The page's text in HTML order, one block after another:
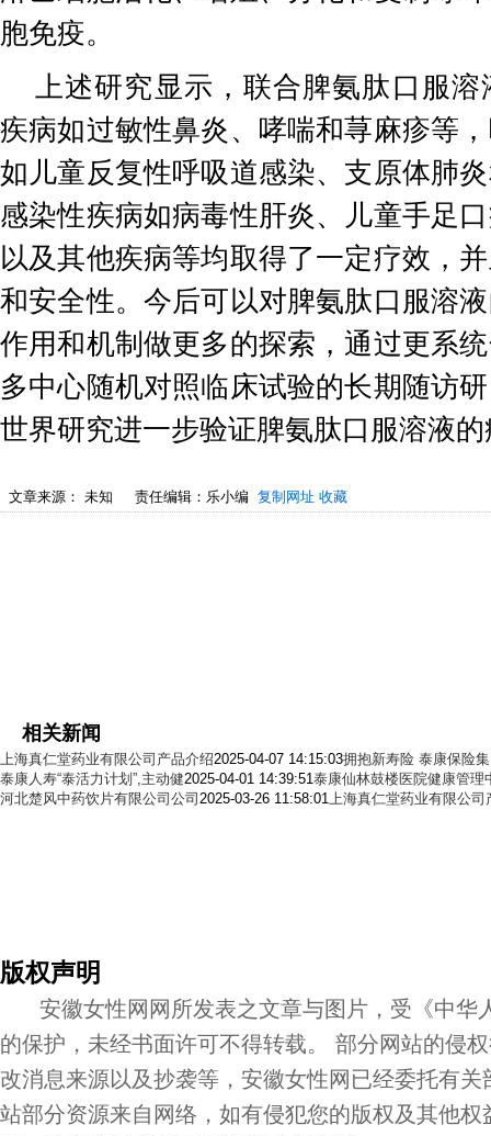
胞免疫。
上述研究显示，联合脾氨肽口服
疾病如过敏性鼻炎、哮喘和荨麻疹等
如儿童反复性呼吸道感染、支原体肺
感染性疾病如病毒性肝炎、儿童手足
以及其他疾病等均取得了一定疗效，
和安全性。今后可以对脾氨肽口服溶
作用和机制做更多的探索，通过更系
多中心随机对照临床试验的长期随访
世界研究进一步验证脾氨肽口服溶液
文章来源： 未知 责任编辑：乐小编 复制网址 收藏
相关新闻
上海真仁堂药业有限公司产品介绍2025-04-07 14:15:03拥抱新寿险 泰康保险
泰康人寿“泰活力计划”,主动健2025-04-01 14:39:51泰康仙林鼓楼医院健康管理
河北楚风中药饮片有限公司公司 2025-03-26 11:58:01上海真仁堂药业有限公司
版权声明
安徽女性网网所发表之文章与图片，受《中华
的保护，未经书面许可不得转载。 部分网站的侵
改消息来源以及抄袭等，安徽女性网已经委托有
站部分资源来自网络，如有侵犯您的版权及其他权